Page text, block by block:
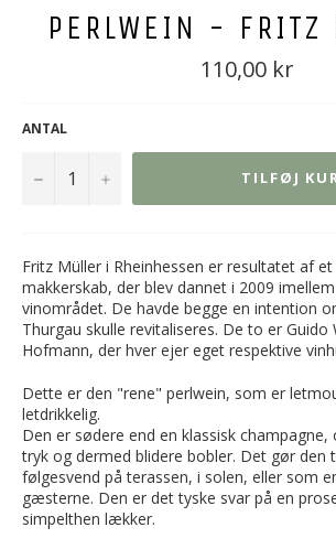
PERLWEIN - FRITZ
Normal
pris
110,00 kr
ANTAL
− + TILFØJ
Fritz Müller i Rheinhessen er resultatet af
makkerskab, der blev dannet i 2009
vinområdet. De havde begge en intention
Thurgau skulle revitaliseres. De to er Guido
Hofmann, der hver ejer eget respektive
Dette er den "rene" perlwein, som er
letdrikkelig.
Den er sødere end en klassisk champagne,
tryk og dermed blidere bobler. Det gør den
følgesvend på terassen, i solen, eller som
gæsterne. Den er det tyske svar på en
simpelthen lækker.